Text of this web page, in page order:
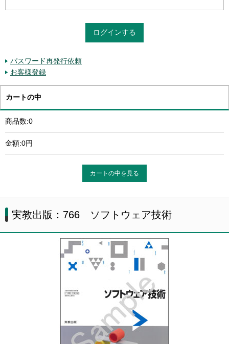
パスワード再発行依頼
お客様登録
カートの中
商品数:0
金額:0円
カートの中を見る
実教出版：766 ソフトウェア技術